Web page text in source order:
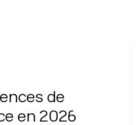
de
en 2026